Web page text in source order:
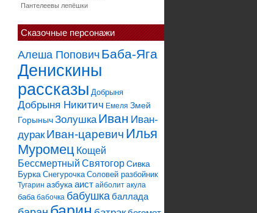
Пантелеевы лепёшки
Сказочные персонажи
Алеша Попович Баба-Яга
Денискины
рассказы Добрыня
Добрыня Никитич Емеля Змей
ГорынычЗолушка Иван Иван-
дурак Иван-царевич Илья
Муромец Кощей
Бессмертный СвятогорСивка
Бурка Снегурочка Соловей разбойник
Тугарин азбука аист айболит акула
баба бабочка бабушкабаллада